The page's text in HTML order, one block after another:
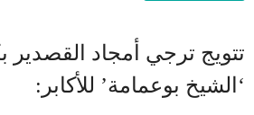
تتويج ترجي أمجاد القصدير
‘الشيخ بوعمامة’ للأكابر: